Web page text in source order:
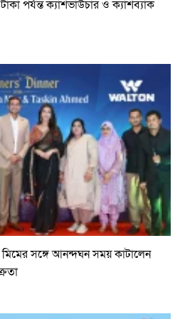
পর্যন্ত ক্যাশভাউচার ও ক্যাশব্যাক
মিমের সঙ্গে আনন্দঘন সময় কাটালেন